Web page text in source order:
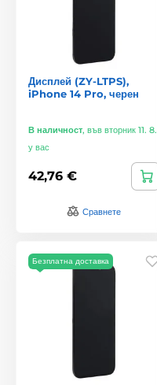
Дисплей (ZY-LTPS),
iPhone 14 Pro, черен
В наличност, във вторник 11. 8.
у вас
42,76 €
Сравнете
Безплатна доставка